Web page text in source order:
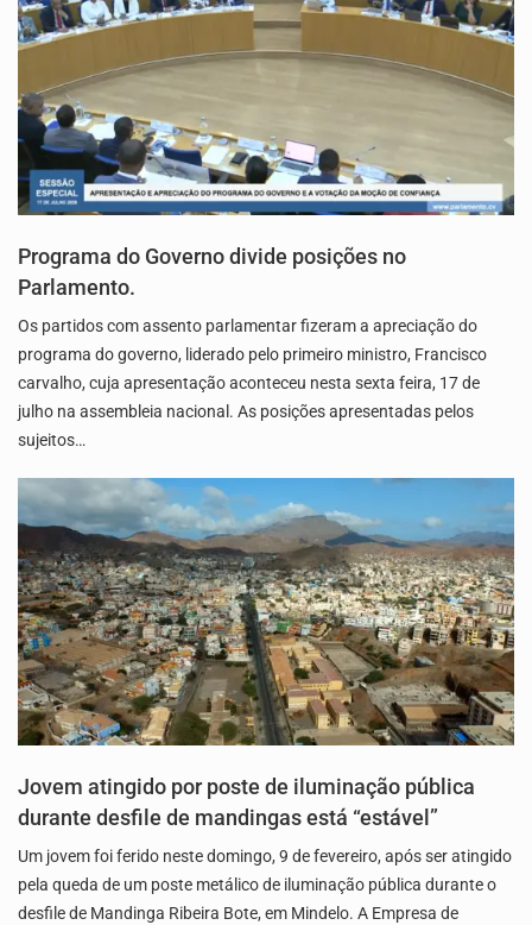
Programa do Governo divide posições no
Parlamento.
Os partidos com assento parlamentar fizeram a apreciação do
programa do governo, liderado pelo primeiro ministro, Francisco
carvalho, cuja apresentação aconteceu nesta sexta feira, 17 de
julho na assembleia nacional. As posições apresentadas pelos
sujeitos…
Jovem atingido por poste de iluminação pública
durante desfile de mandingas está “estável”
Um jovem foi ferido neste domingo, 9 de fevereiro, após ser atingido
pela queda de um poste metálico de iluminação pública durante o
desfile de Mandinga Ribeira Bote, em Mindelo. A Empresa de